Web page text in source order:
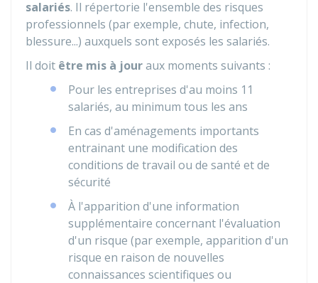
salariés. Il répertorie l'ensemble des risques
professionnels (par exemple, chute, infection,
blessure...) auxquels sont exposés les salariés.
Il doit être mis à jouraux moments suivants :
Pour les entreprises d'au moins 11
salariés, au minimum tous les ans
En cas d'aménagements importants
entrainant une modification des
conditions de travail ou de santé et de
sécurité
À l'apparition d'une information
supplémentaire concernant l'évaluation
d'un risque (par exemple, apparition d'un
risque en raison de nouvelles
connaissances scientifiques ou